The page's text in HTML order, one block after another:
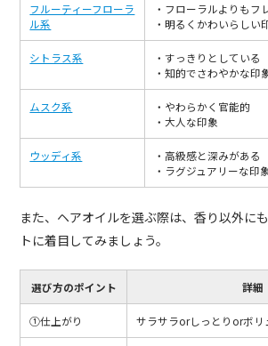
フルーティーフローラ
ル系
・フローラルよりもフ
・明るくかわいらしい
シトラス系
・すっきりとしている
・知的でさわやかな印
ムスク系
・やわらかく官能的
・大人な印象
ウッディ系
・高級感と深みがある
・ラグジュアリーな印
また、ヘアオイルを選ぶ際は、香り以外に
トに着目してみましょう。
選び方のポイント 詳細
①仕上がり サラサラorしっとりorボリ